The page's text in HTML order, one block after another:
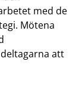
med de
Mötena
att